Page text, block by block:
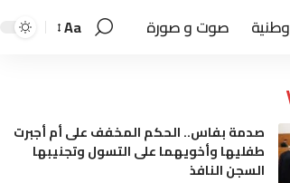
وطنية صوت و صورة Aa
صدمة بفاس.. الحكم المخفف على أم أجبرت
طفليها وأخويهما على التسول وتجنيبها
السجن النافذ